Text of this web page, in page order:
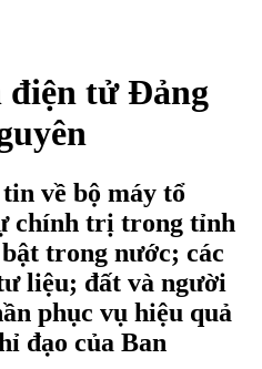
điện tử Đảng
về bộ máy tổ
chính trị trong tỉnh
trong nước; các
liệu; đất và người
phục vụ hiệu quả
đạo của Ban